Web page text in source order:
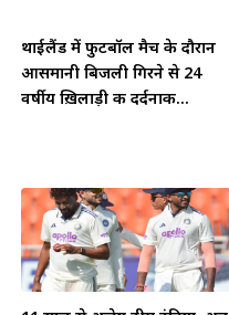
थाईलैंड में फुटबॉल मैच के दौरान
आसमानी बिजली गिरने से 24
वर्षीय ख़िलाड़ी की दर्दनाक...